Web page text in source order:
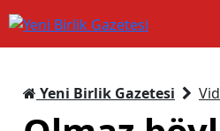
Yeni Birlik Gazetesi